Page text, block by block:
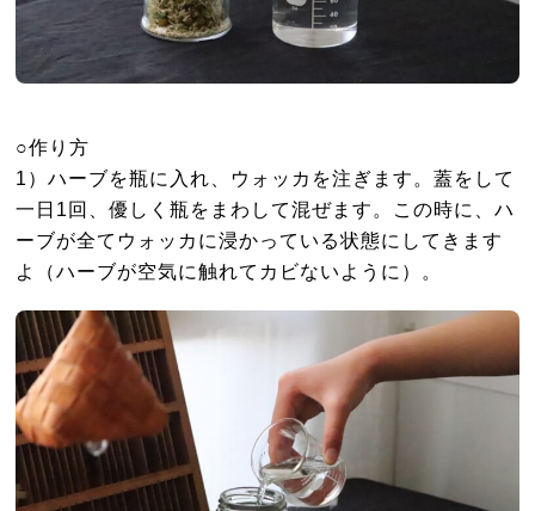
○作り方
1）ハーブを瓶に入れ、ウォッカを注ぎます。蓋をして
一日1回、優しく瓶をまわして混ぜます。この時に、ハ
ーブが全てウォッカに浸かっている状態にしてきます
よ（ハーブが空気に触れてカビないように）。